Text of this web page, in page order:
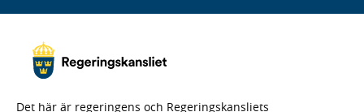
Det här är regeringens och Regeringskansliets